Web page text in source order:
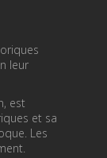
leur
est
et sa
Les